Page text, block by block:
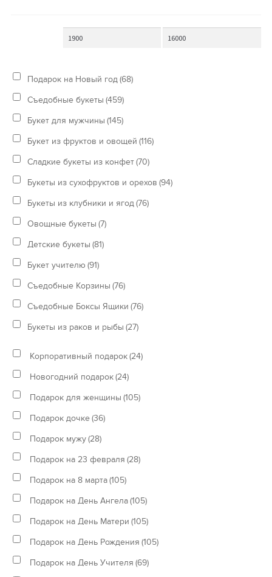
Подарок на Новый год(68)
Съедобные букеты (459)
Букет для мужчины (145)
Букет из фруктов и овощей (116)
Сладкие букеты из конфет(70)
Букеты из сухофруктов и орехов (94)
Букеты из клубники и ягод(76)
Овощные букеты (7)
Детские букеты (81)
Букет учителю (91)
Съедобные Корзины (76)
Съедобные Боксы Ящики (76)
Букеты из раков и рыбы (27)
Корпоративный подарок(24)
Новогодний подарок(24)
Подарок для женщины (105)
Подарок дочке(36)
Подарок мужу(28)
Подарок на 23 февраля (28)
Подарок на 8 марта(105)
Подарок на День Ангела(105)
Подарок на День Матери (105)
Подарок на День Рождения (105)
Подарок на День Учителя (69)